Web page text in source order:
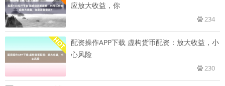
应放大收益，你
234
配资操作APP下载 虚构货币配资：放大收益，小
心风险
230